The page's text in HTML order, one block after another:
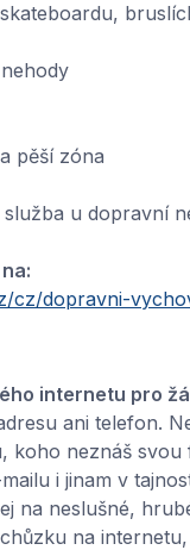
pěší zóna
u dopravní
cz/dopravni-
internetu pro
ani telefon.
koho neznáš
i jinam v
na neslušné,
na